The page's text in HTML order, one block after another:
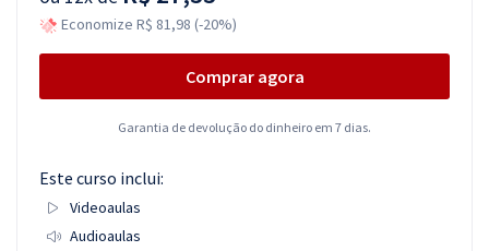
Economize R$ 81,98 (-20%)
Comprar agora
Garantia de devolução do dinheiro em 7 dias.
Este curso inclui:
Videoaulas
Audioaulas